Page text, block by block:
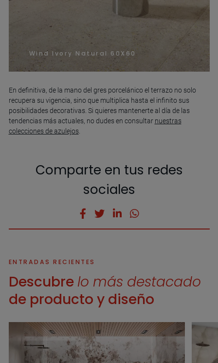
Wind Ivory Natural 60X60
En definitiva, de la mano del gres porcelánico el terrazo no solo
recupera su vigencia, sino que multiplica hasta el infinito sus
posibilidades decorativas. Si quieres mantenerte al día de las
tendencias más actuales, no dudes en consultar nuestras
colecciones de azulejos.
Comparte en tus redes
sociales
ENTRADAS RECIENTES
Descubre lo más destacado
de producto y diseño